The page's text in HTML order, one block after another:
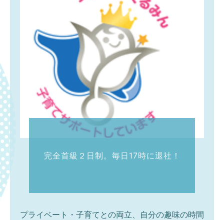
完全首級２日制。毎日17時に退社！
プライベート・子育てとの両立、自分の趣味の時間